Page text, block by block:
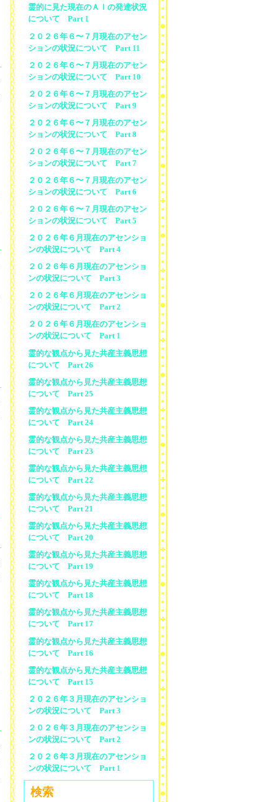
霊的に見た現在のＡＩの発達状況
について Part 1
２０２６年６〜７月現在のアセン
ションの状況について Part 11
２０２６年６〜７月現在のアセン
ションの状況について Part 10
２０２６年６〜７月現在のアセン
ションの状況について Part 9
２０２６年６〜７月現在のアセン
ションの状況について Part 8
２０２６年６〜７月現在のアセン
ションの状況について Part 7
２０２６年６〜７月現在のアセン
ションの状況について Part 6
２０２６年６〜７月現在のアセン
ションの状況について Part 5
２０２６年６月現在のアセンショ
ンの状況について Part 4
２０２６年６月現在のアセンショ
ンの状況について Part 3
２０２６年６月現在のアセンショ
ンの状況について Part 2
２０２６年６月現在のアセンショ
ンの状況について Part 1
霊的な観点から見た共産主義思想
について Part 26
霊的な観点から見た共産主義思想
について Part 25
霊的な観点から見た共産主義思想
について Part 24
霊的な観点から見た共産主義思想
について Part 23
霊的な観点から見た共産主義思想
について Part 22
霊的な観点から見た共産主義思想
について Part 21
霊的な観点から見た共産主義思想
について Part 20
霊的な観点から見た共産主義思想
について Part 19
霊的な観点から見た共産主義思想
について Part 18
霊的な観点から見た共産主義思想
について Part 17
霊的な観点から見た共産主義思想
について Part 16
霊的な観点から見た共産主義思想
について Part 15
２０２６年３月現在のアセンショ
ンの状況について Part 3
２０２６年３月現在のアセンショ
ンの状況について Part 2
２０２６年３月現在のアセンショ
ンの状況について Part 1
検索